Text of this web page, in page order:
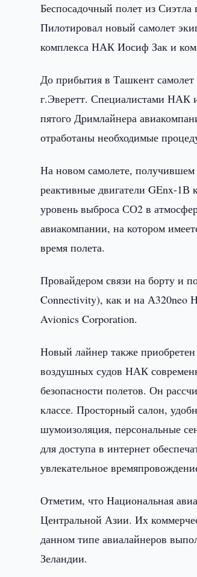
Беспосадочный полет из
Пилотировал новый самолет
комплекса НАК Иосиф Зак и
До прибытия в Ташкент
г.Эверетт. Специалистами НАК
пятого Дримлайнера
отработаны необходимые
На новом самолете,
реактивные двигатели GEnx-
уровень выброса СО2 в
авиакомпании, на котором
время полета.
Провайдером связи на борту и
Connectivity), как и на А320neo
Avionics Corporation.
Новый лайнер также
воздушных судов НАК
безопасности полетов. Он
классе. Просторный салон,
шумоизоляция, персональные
для доступа в интернет
увлекательное
Отметим, что Национальная
Центральной Азии. Их
данном типе авиалайнеров
Зеландии.